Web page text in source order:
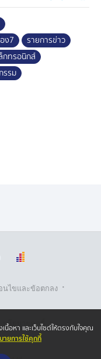
ง7
รายการข่าว
กทรอนิกส์
รรม
อนไขและข้อตกลง ·
นโยบายคุกกี้ ·
นื้อหา และเว็บไซต์ให้ตรงกับใจคุณ
ายการใช้คุกกี้